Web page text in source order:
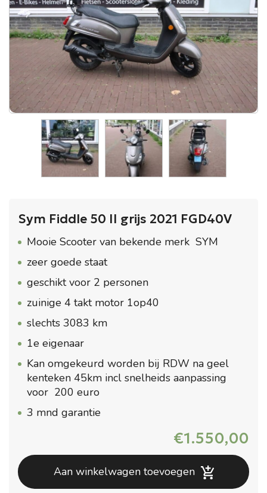
Sym Fiddle 50 II grijs 2021 FGD40V
Mooie Scooter van bekende merk SYM
zeer goede staat
geschikt voor 2 personen
zuinige 4 takt motor 1op40
slechts 3083 km
1e eigenaar
Kan omgekeurd worden bij RDW na geel
kenteken 45km incl snelheids aanpassing
voor 200 euro
3 mnd garantie
€1.550,00
Aan winkelwagen toevoegen